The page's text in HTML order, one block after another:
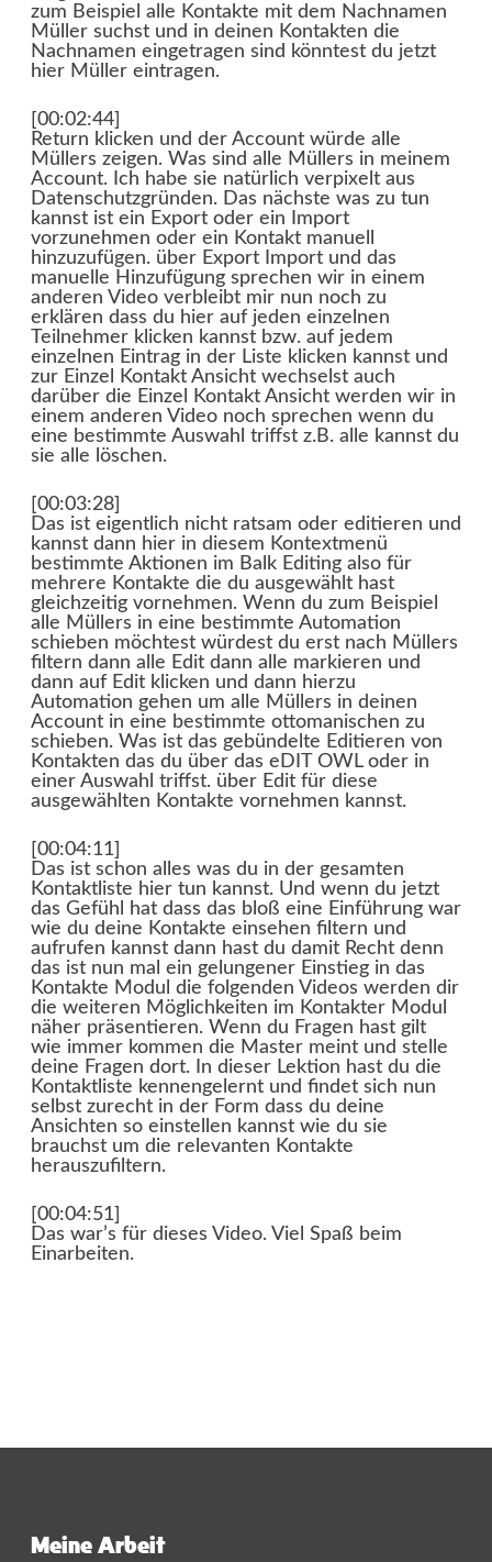
zum Beispiel alle Kontakte mit dem Nachnamen
Müller suchst und in deinen Kontakten die
Nachnamen eingetragen sind könntest du jetzt
hier Müller eintragen.
[00:02:44]
Return klicken und der Account würde alle
Müllers zeigen. Was sind alle Müllers in meinem
Account. Ich habe sie natürlich verpixelt aus
Datenschutzgründen. Das nächste was zu tun
kannst ist ein Export oder ein Import
vorzunehmen oder ein Kontakt manuell
hinzuzufügen. über Export Import und das
manuelle Hinzufügung sprechen wir in einem
anderen Video verbleibt mir nun noch zu
erklären dass du hier auf jeden einzelnen
Teilnehmer klicken kannst bzw. auf jedem
einzelnen Eintrag in der Liste klicken kannst und
zur Einzel Kontakt Ansicht wechselst auch
darüber die Einzel Kontakt Ansicht werden wir in
einem anderen Video noch sprechen wenn du
eine bestimmte Auswahl triffst z.B. alle kannst du
sie alle löschen.
[00:03:28]
Das ist eigentlich nicht ratsam oder editieren und
kannst dann hier in diesem Kontextmenü
bestimmte Aktionen im Balk Editing also für
mehrere Kontakte die du ausgewählt hast
gleichzeitig vornehmen. Wenn du zum Beispiel
alle Müllers in eine bestimmte Automation
schieben möchtest würdest du erst nach Müllers
filtern dann alle Edit dann alle markieren und
dann auf Edit klicken und dann hierzu
Automation gehen um alle Müllers in deinen
Account in eine bestimmte ottomanischen zu
schieben. Was ist das gebündelte Editieren von
Kontakten das du über das eDIT OWL oder in
einer Auswahl triffst. über Edit für diese
ausgewählten Kontakte vornehmen kannst.
[00:04:11]
Das ist schon alles was du in der gesamten
Kontaktliste hier tun kannst. Und wenn du jetzt
das Gefühl hat dass das bloß eine Einführung war
wie du deine Kontakte einsehen filtern und
aufrufen kannst dann hast du damit Recht denn
das ist nun mal ein gelungener Einstieg in das
Kontakte Modul die folgenden Videos werden dir
die weiteren Möglichkeiten im Kontakter Modul
näher präsentieren. Wenn du Fragen hast gilt
wie immer kommen die Master meint und stelle
deine Fragen dort. In dieser Lektion hast du die
Kontaktliste kennengelernt und findet sich nun
selbst zurecht in der Form dass du deine
Ansichten so einstellen kannst wie du sie
brauchst um die relevanten Kontakte
herauszufiltern.
[00:04:51]
Das war’s für dieses Video. Viel Spaß beim
Einarbeiten.
Meine Arbeit